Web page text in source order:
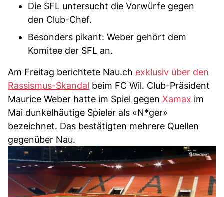
Die SFL untersucht die Vorwürfe gegen
den Club-Chef.
Besonders pikant: Weber gehört dem
Komitee der SFL an.
Am Freitag berichtete Nau.ch exklusiv über den
Rassismus-Skandal beim FC Wil. Club-Präsident
Maurice Weber hatte im Spiel gegen Xamax im
Mai dunkelhäutige Spieler als «N*ger»
bezeichnet. Das bestätigten mehrere Quellen
gegenüber Nau.